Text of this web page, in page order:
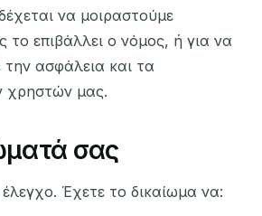
να μοιραστούμε
το επιβάλλει ο νόμος, ή για να
ασφάλεια και τα
χρηστών μας.
σας
έλεγχο. Έχετε το δικαίωμα να: